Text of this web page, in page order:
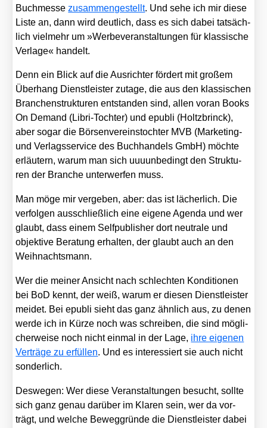
Buch­mes­sezusam­men­ge­stellt. Und sehe ich mir die­se
Lis­te an, dann wird deut­lich, dass es sich dabei tat­säch­
lich viel­mehr um »Wer­be­ver­an­stal­tun­gen für klas­si­sche
Ver­la­ge« han­delt.
Denn ein Blick auf die Aus­rich­ter för­dert mit gro­ßem
Über­hang Dienst­leis­ter zuta­ge, die aus den klas­si­schen
Bran­chen­struk­tu­ren ent­stan­den sind, allen vor­an Books
On Demand (Libri-Toch­ter) und epu­b­li (Holtz­brinck),
aber sogar die Bör­sen­ver­eins­toch­ter MVB (Mar­ke­ting-
und Ver­lags­ser­vice des Buch­han­dels GmbH) möch­te
erläu­tern, war­um man sich uuuun­be­dingt den Struk­tu­
ren der Bran­che unter­wer­fen muss.
Man möge mir ver­ge­ben, aber: das ist lächer­lich. Die
ver­fol­gen aus­schließ­lich eine eige­ne Agen­da und wer
glaubt, dass einem Self­pu­blisher dort neu­tra­le und
objek­ti­ve Bera­tung erhal­ten, der glaubt auch an den
Weih­nachts­mann.
Wer die mei­ner Ansicht nach schlech­ten Kon­di­tio­nen
bei BoD kennt, der weiß, war­um er die­sen Dienst­leis­ter
mei­det. Bei epu­b­li sieht das ganz ähn­lich aus, zu denen
wer­de ich in Kür­ze noch was schrei­ben, die sind mög­li­
cher­wei­se noch nicht ein­mal in der Lage, ihre eige­nen
Ver­trä­ge zu erfül­len. Und es inter­es­siert sie auch nicht
son­der­lich.
Des­we­gen: Wer die­se Ver­an­stal­tun­gen besucht, soll­te
sich ganz genau dar­über im Kla­ren sein, wer da vor­
trägt, und wel­che Beweg­grün­de die Dienst­leis­ter dabei